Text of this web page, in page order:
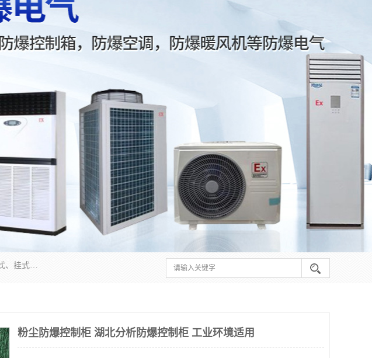
防爆正压分析小屋；不锈钢、碳钢材质防爆正压通风柜，分上下、左右、外挂三种款式；立式、挂式防爆配电柜体；不锈钢、碳钢防爆变频、磁力、星三角启动器；不锈钢、碳钢、铸铝防爆控制箱柜；可操作按键、多块式防爆仪表箱；多材质防爆接线箱；台式防爆电脑、防爆监视器。产品适配石油、化工、煤炭、电力、纺织、酿酒、航天、铁路、冶金、船舶、消防、市政等多行业工况使用。
粉尘防爆控制柜 湖北分析防爆控制柜 工业环境适用